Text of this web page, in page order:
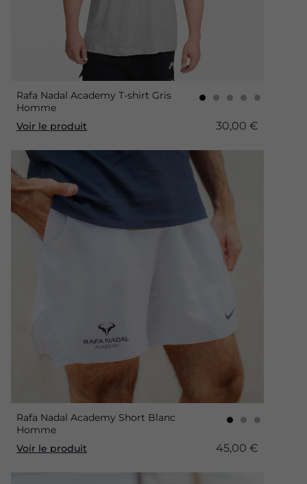
Rafa Nadal Academy T-shirt Gris
Homme
Voir le produit
30,00 €
Rafa Nadal Academy Short Blanc
Homme
Voir le produit
45,00 €